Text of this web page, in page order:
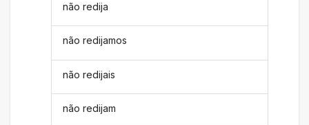
não redija
não redijamos
não redijais
não redijam